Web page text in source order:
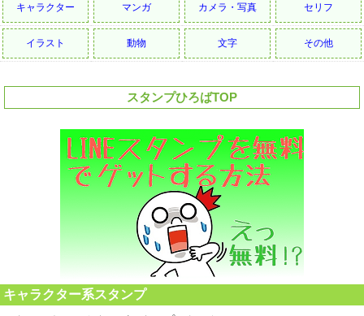
キャラクター マンガ カメラ・写真 セリフ
イラスト 動物 文字 その他
スタンプひろばTOP
キャラクター系スタンプ